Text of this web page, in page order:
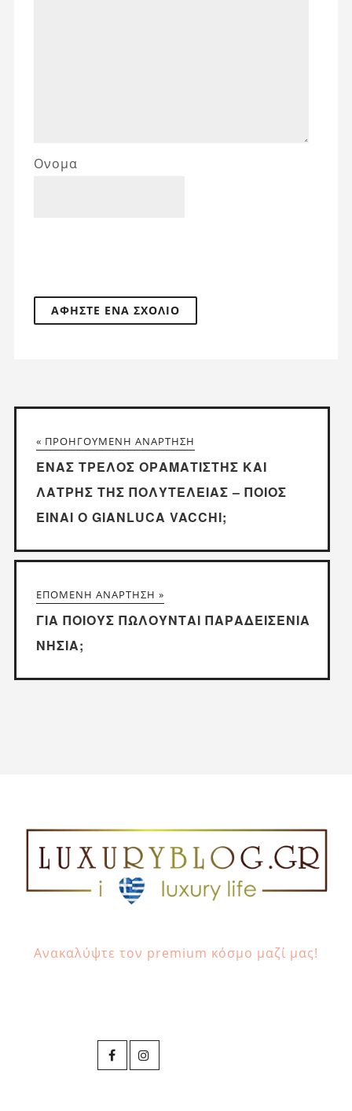
Ονομα
« ΠΡΟΗΓΟΎΜΕΝΗ ΑΝΆΡΤΗΣΗ
ΈΝΑΣ ΤΡΕΛΌΣ ΟΡΑΜΑΤΙΣΤΉΣ ΚΑΙ
ΛΆΤΡΗΣ ΤΗΣ ΠΟΛΥΤΈΛΕΙΑΣ – ΠΟΙΟΣ
ΕΊΝΑΙ Ο GIANLUCA VACCHI;
ΕΠΌΜΕΝΗ ΑΝΆΡΤΗΣΗ »
ΓΙΑ ΠΟΙΟΥΣ ΠΩΛΟΎΝΤΑΙ ΠΑΡΑΔΕΙΣΈΝΙΑ
ΝΗΣΙΆ;
Ανακαλύψτε τον premium κόσμο μαζί μας!